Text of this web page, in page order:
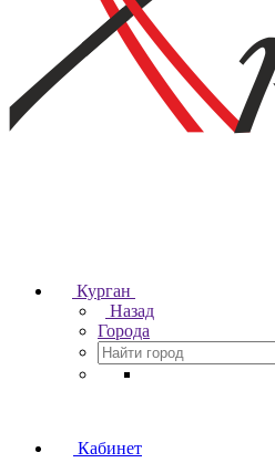
Курган
Назад
Города
Кабинет